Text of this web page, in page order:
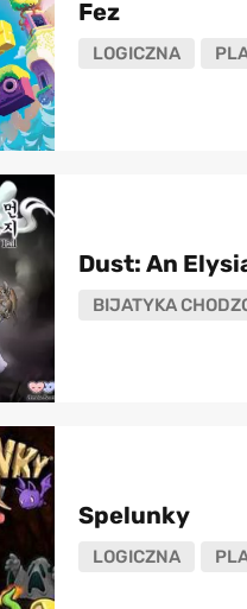
Fez
LOGICZNA
Dust: An
BIJATYKA
Spelunky
LOGICZNA